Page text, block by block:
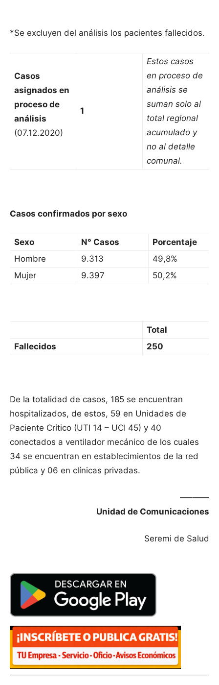
*Se excluyen del análisis los pacientes fallecidos.
Casos
asignados en
proceso de
análisis
(07.12.2020)
1
Estos casos
en proceso de
análisis se
suman solo al
total regional
acumulado y
no al detalle
comunal.
Casos confirmados por sexo
Sexo N° Casos
Porcentaje
Hombre
9.313
49,8%
Mujer
9.397 50,2%
Total
Fallecidos
250
De la totalidad de casos, 185 se encuentran
hospitalizados, de estos, 59 en Unidades de
Paciente Crítico (UTI 14 – UCI 45) y 40
conectados a ventilador mecánico de los cuales
34 se encuentran en establecimientos de la red
pública y 06 en clínicas privadas.
—–——
Unidad de Comunicaciones
Seremi de Salud